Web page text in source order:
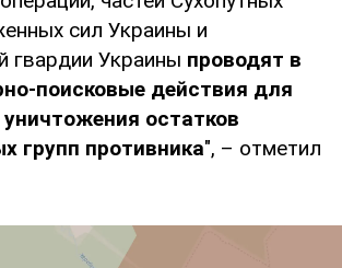
сил Украины и
гвардии Украины проводят в
поисковые действия для
остатков
групп противника", – отметил